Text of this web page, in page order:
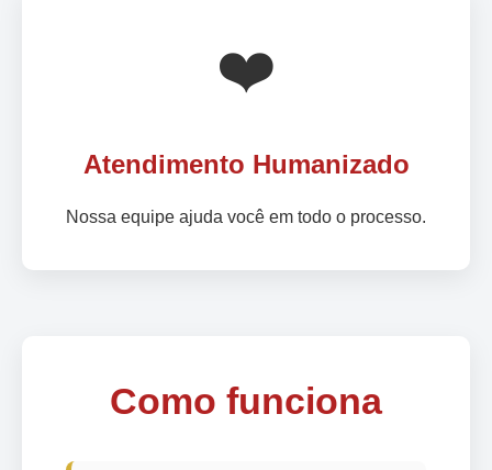
❤️
Atendimento Humanizado
Nossa equipe ajuda você em todo o processo.
Como funciona